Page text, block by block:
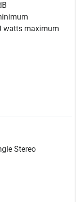
watts maximum
Stereo